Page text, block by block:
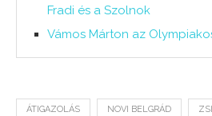
Fradi és a Szolnok
Vámos Márton az
ÁTIGAZOLÁS NOVI BELGRÁD